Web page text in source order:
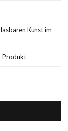
Kunst im
Produkt